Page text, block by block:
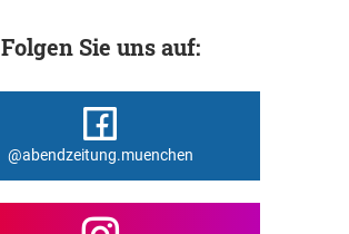
Folgen Sie uns auf:
@abendzeitung.muenchen